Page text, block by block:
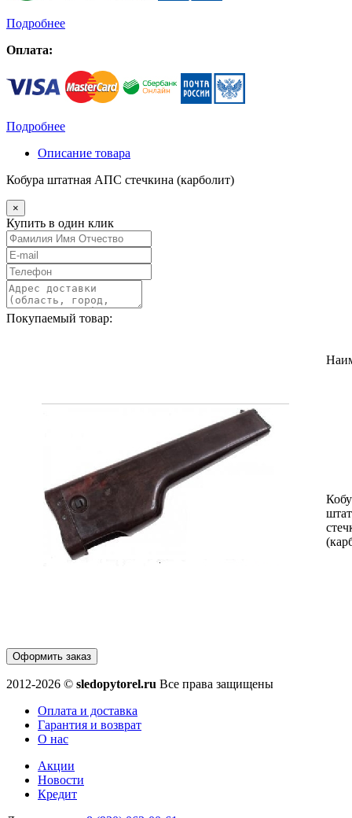
Подробнее
Оплата:
Подробнее
Описание товара
Кобура штатная АПС стечкина (карболит)
×
Купить в один клик
Покупаемый товар:
Оформить заказ
2012-2026 © sledopytorel.ru Все права защищены
Оплата и доставка
Гарантия и возврат
О нас
Акции
Новости
Кредит